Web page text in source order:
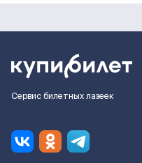
Сервис билетных лазеек